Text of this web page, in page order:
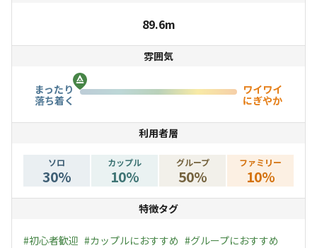
89.6m
雰囲気
まったり
落ち着く
ワイワイ
にぎやか
利用者層
ソロ
30%
カップル
10%
グループ
50%
ファミリー
10%
特徴タグ
#初心者歓迎 #カップルにおすすめ #グループにおすすめ